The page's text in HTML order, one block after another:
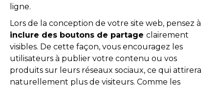
ligne.
Lors de la conception de votre site web, pensez à
inclure des boutons de partage clairement
visibles. De cette façon, vous encouragez les
utilisateurs à publier votre contenu ou vos
produits sur leurs réseaux sociaux, ce qui attirera
naturellement plus de visiteurs. Comme les